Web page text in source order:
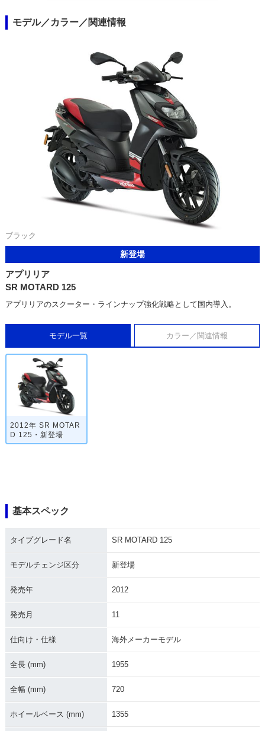
モデル／カラー／関連情報
ブラック
新登場
アプリリア
SR MOTARD 125
アプリリアのスクーター・ラインナップ強化戦略として国内導入。
モデル一覧 カラー／関連情報
2012年 SR MOTAR
D 125・新登場
基本スペック
タイプグレード名 SR MOTARD 125
モデルチェンジ区分 新登場
発売年 2012
発売月 11
仕向け・仕様 海外メーカーモデル
全長 (mm) 1955
全幅 (mm) 720
ホイールベース (mm) 1355